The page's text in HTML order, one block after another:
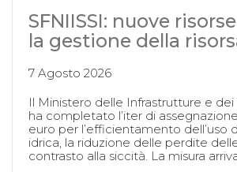
SFNIISSI: nuove
la gestione della
7 Agosto 2026
Il Ministero delle Infrastrutture e dei
ha completato l’iter di
euro per l’efficientamento dell’uso
idrica, la riduzione delle perdite
contrasto alla siccità. La misura